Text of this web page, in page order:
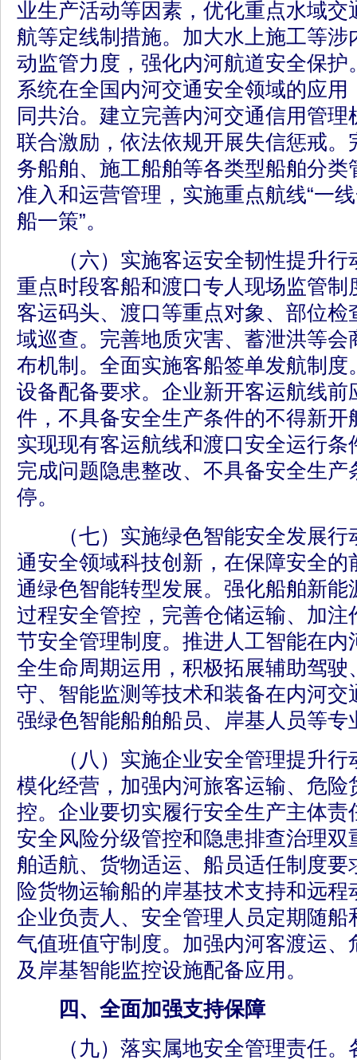
业生产活动等因素，优化重点水域
航等定线制措施。加大水上施工等
动监管力度，强化内河航道安全保护
系统在全国内河交通安全领域的应
同共治。建立完善内河交通信用管
联合激励，依法依规开展失信惩戒。
务船舶、施工船舶等各类型船舶分类
准入和运营管理，实施重点航线“一
船一策”。
（六）实施客运安全韧性提升行
重点时段客船和渡口专人现场监管制
客运码头、渡口等重点对象、部位
域巡查。完善地质灾害、蓄泄洪等会
布机制。全面实施客船签单发航制度
设备配备要求。企业新开客运航线前
件，不具备安全生产条件的不得新开
实现现有客运航线和渡口安全运行
完成问题隐患整改、不具备安全生
停。
（七）实施绿色智能安全发展行
通安全领域科技创新，在保障安全的
通绿色智能转型发展。强化船舶新能
过程安全管控，完善仓储运输、加注
节安全管理制度。推进人工智能在内
全生命周期运用，积极拓展辅助驾驶
守、智能监测等技术和装备在内河
强绿色智能船舶船员、岸基人员等专
（八）实施企业安全管理提升行
模化经营，加强内河旅客运输、危险
控。企业要切实履行安全生产主体责
安全风险分级管控和隐患排查治理
舶适航、货物适运、船员适任制度
险货物运输船的岸基技术支持和远
企业负责人、安全管理人员定期随船
气值班值守制度。加强内河客渡运、
及岸基智能监控设施配备应用。
四、全面加强支持保障
（九）落实属地安全管理责任。